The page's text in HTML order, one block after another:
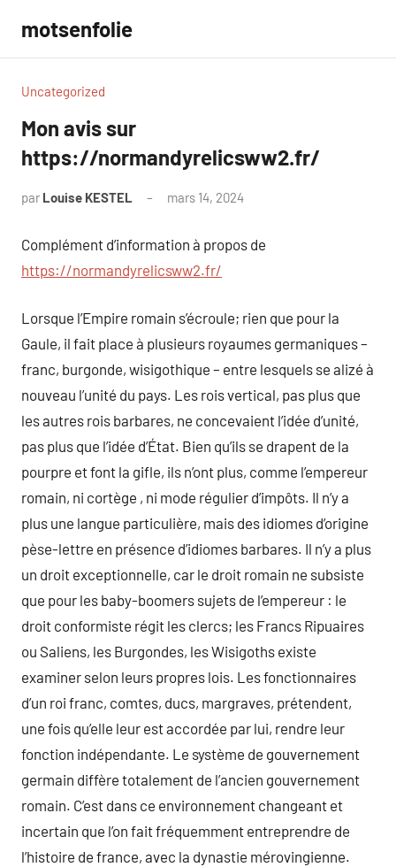
contenu
motsenfolie
Uncategorized
Mon avis sur
https://normandyrelicsww2.fr/
par Louise KESTEL mars 14, 2024
Complément d’information à propos de
https://normandyrelicsww2.fr/
Lorsque l’Empire romain s’écroule; rien que pour la
Gaule, il fait place à plusieurs royaumes germaniques –
franc, burgonde, wisigothique – entre lesquels se alizé à
nouveau l’unité du pays. Les rois vertical, pas plus que
les autres rois barbares, ne concevaient l’idée d’unité,
pas plus que l’idée d’État. Bien qu’ils se drapent de la
pourpre et font la gifle, ils n’ont plus, comme l’empereur
romain, ni cortège , ni mode régulier d’impôts. Il n’y a
plus une langue particulière, mais des idiomes d’origine
pèse-lettre en présence d’idiomes barbares. Il n’y a plus
un droit exceptionnelle, car le droit romain ne subsiste
que pour les baby-boomers sujets de l’empereur : le
droit conformiste régit les clercs; les Francs Ripuaires
ou Saliens, les Burgondes, les Wisigoths existe
examiner selon leurs propres lois. Les fonctionnaires
d’un roi franc, comtes, ducs, margraves, prétendent,
une fois qu’elle leur est accordée par lui, rendre leur
fonction indépendante. Le système de gouvernement
germain diffère totalement de l’ancien gouvernement
romain. C’est dans ce environnement changeant et
incertain que l’on fait fréquemment entreprendre de
l’histoire de france, avec la dynastie mérovingienne.